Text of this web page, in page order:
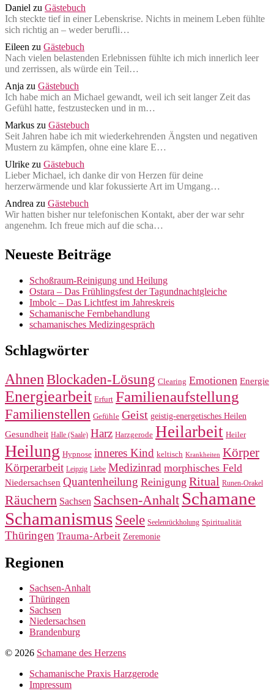
Daniel zu Gästebuch
Ich steckte tief in einer Lebenskrise. Nichts in meinem Leben fühlte
sich richtig an – weder berufli…
Eileen zu Gästebuch
Nach vielen belastenden Erlebnissen fühlte ich mich innerlich leer
und zerrissen, als würde ein Teil…
Anja zu Gästebuch
Ich habe mich an Michael gewandt, weil ich seit langer Zeit das
Gefühl hatte, festzustecken und in m…
Markus zu Gästebuch
Seit Jahren habe ich mit wiederkehrenden Ängsten und negativen
Mustern zu kämpfen, ohne eine klare E…
Ulrike zu Gästebuch
Lieber Michael, ich danke dir von Herzen für deine
herzerwärmende und klar fokussierte Art im Umgang…
Andrea zu Gästebuch
Wir hatten bisher nur telefonischen Kontakt, aber der war sehr
angenehm. Ich freue mich auf die scha…
Neueste Beiträge
Schoßraum-Reinigung und Heilung
Ostara – Das Frühlingsfest der Tagundnachtgleiche
Imbolc – Das Lichtfest im Jahreskreis
Schamanische Fernbehandlung
schamanisches Medizingespräch
Schlagwörter
AhnenBlockaden-Lösung Clearing Emotionen Energie
Energiearbeit Erfurt Familienaufstellung
Familienstellen Gefühle Geist geistig-energetisches Heilen
Gesundheit Halle (Saale) Harz Harzgerode Heilarbeit Heiler
Heilung Hypnose inneres Kind keltisch Krankheiten Körper
Körperarbeit Leipzig Liebe Medizinrad morphisches Feld
Niedersachsen Quantenheilung Reinigung Ritual Runen-Orakel
Räuchern Sachsen Sachsen-Anhalt Schamane
SchamanismusSeele Seelenrückholung Spiritualität
Thüringen Trauma-Arbeit Zeremonie
Regionen
Sachsen-Anhalt
Thüringen
Sachsen
Niedersachsen
Brandenburg
© 2026 Schamane des Herzens
Schamanische Praxis Harzgerode
Impressum